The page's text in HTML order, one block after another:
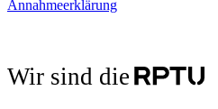
Annahmeerklärung
Wir sind die